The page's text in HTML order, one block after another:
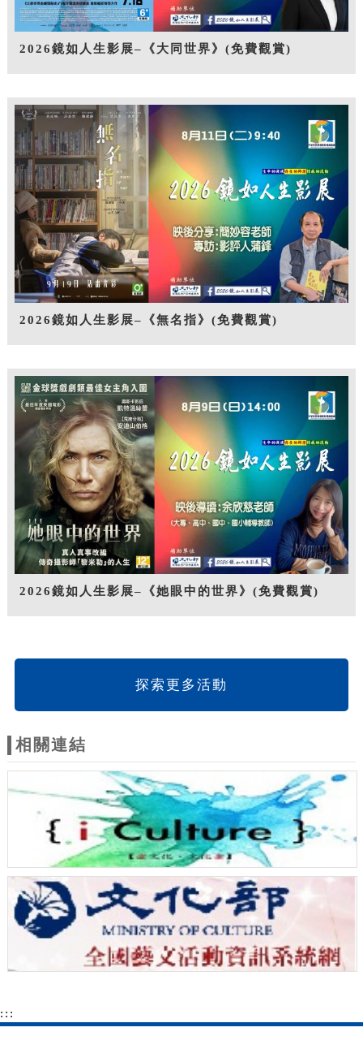
2026鏡如人生影展–《大同世界》(免費觀賞)
2026鏡如人生影展–《無名指》(免費觀賞)
2026鏡如人生影展–《她眼中的世界》(免費觀賞)
探索更多活動
相關連結
:::